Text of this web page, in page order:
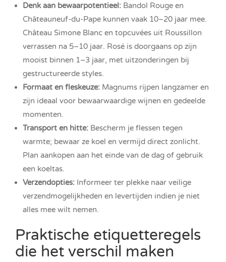
Denk aan bewaarpotentieel: Bandol Rouge en
Châteauneuf-du-Pape kunnen vaak 10–20 jaar mee.
Château Simone Blanc en topcuvées uit Roussillon
verrassen na 5–10 jaar. Rosé is doorgaans op zijn
mooist binnen 1–3 jaar, met uitzonderingen bij
gestructureerde styles.
Formaat en fleskeuze: Magnums rijpen langzamer en
zijn ideaal voor bewaarwaardige wijnen en gedeelde
momenten.
Transport en hitte: Bescherm je flessen tegen
warmte; bewaar ze koel en vermijd direct zonlicht.
Plan aankopen aan het einde van de dag of gebruik
een koeltas.
Verzendopties: Informeer ter plekke naar veilige
verzendmogelijkheden en levertijden indien je niet
alles mee wilt nemen.
Praktische etiquetteregels
die het verschil maken